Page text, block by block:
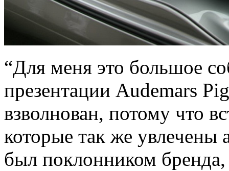
“Для меня это большое
презентации Audemars
взволнован, потому что
которые так же увлечены
был поклонником бренда,